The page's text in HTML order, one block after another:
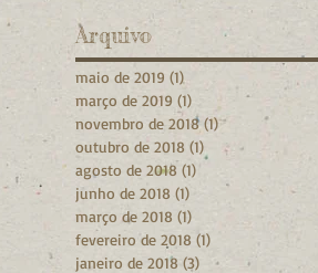
Arquivo
maio de 2019 (1)
março de 2019 (1)
novembro de 2018 (1)1 post
outubro de 2018 (1) 1 post
agosto de 2018 (1)
junho de 2018 (1)
março de 2018 (1)
fevereiro de 2018 (1)
janeiro de 2018 (3) 3 posts